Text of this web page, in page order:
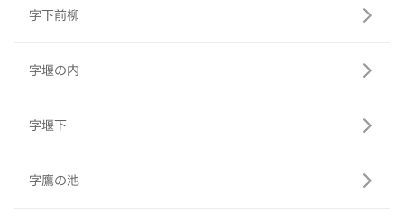
字下前柳
字堰の内
字堰下
字鷹の池